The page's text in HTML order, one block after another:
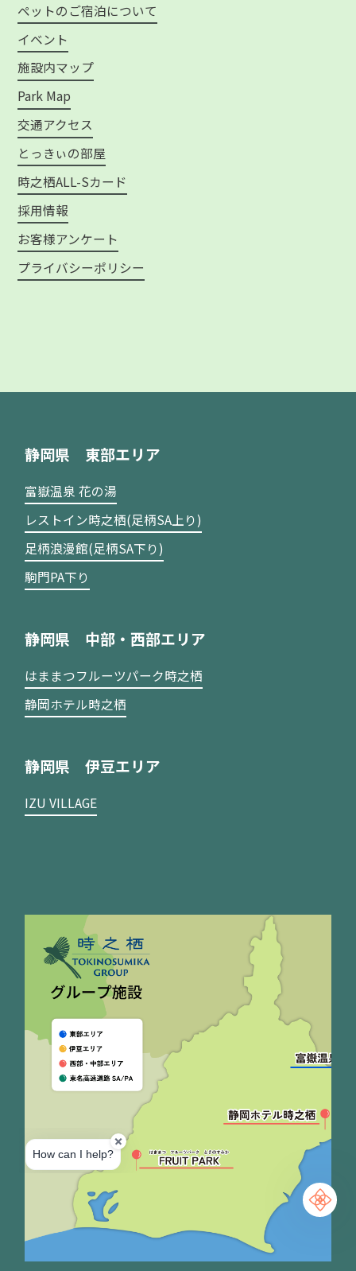
ペットのご宿泊について
イベント
施設内マップ
Park Map
交通アクセス
とっきぃの部屋
時之栖ALL-Sカード
採用情報
お客様アンケート
プライバシーポリシー
静岡県 東部エリア
富嶽温泉 花の湯
レストイン時之栖(足柄SA上り)
足柄浪漫館(足柄SA下り)
駒門PA下り
静岡県 中部・西部エリア
はままつフルーツパーク時之栖
静岡ホテル時之栖
静岡県 伊豆エリア
IZU VILLAGE